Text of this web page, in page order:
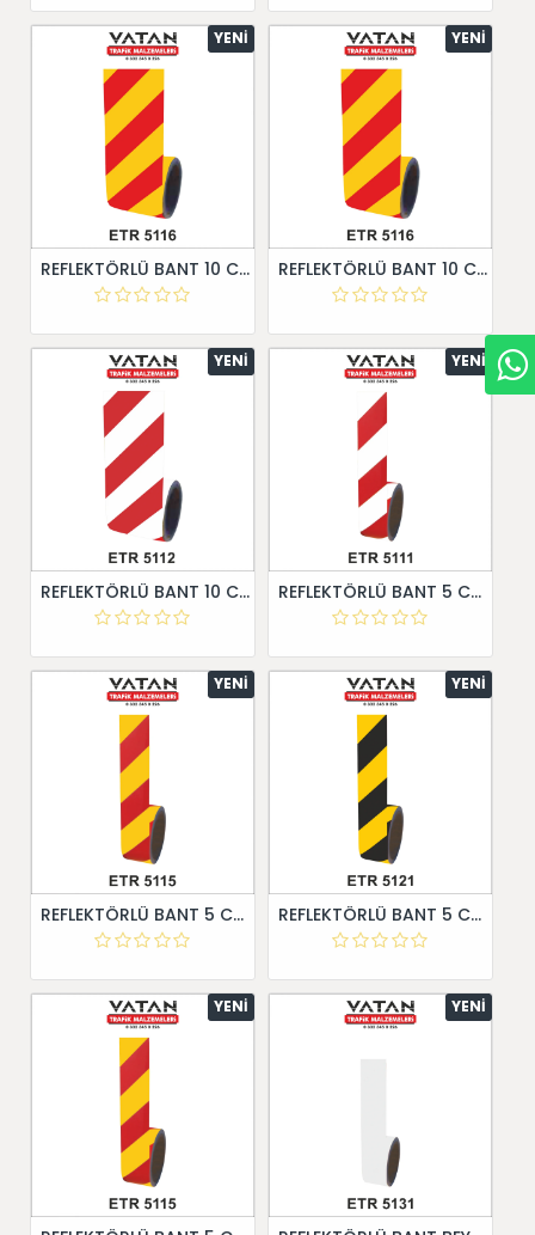
YENI
REFLEKTÖRLÜ BANT 10 CM X 10 METRE
YENI
REFLEKTÖRLÜ BANT 10 CM X 10 METRE
YENI
REFLEKTÖRLÜ BANT 10 CM X 10 METRE
YENI
REFLEKTÖRLÜ BANT 5 CM X 10 METRE
YENI
REFLEKTÖRLÜ BANT 5 CM X 10 METRE
YENI
REFLEKTÖRLÜ BANT 5 CM X 10 METRE
YENI YENI